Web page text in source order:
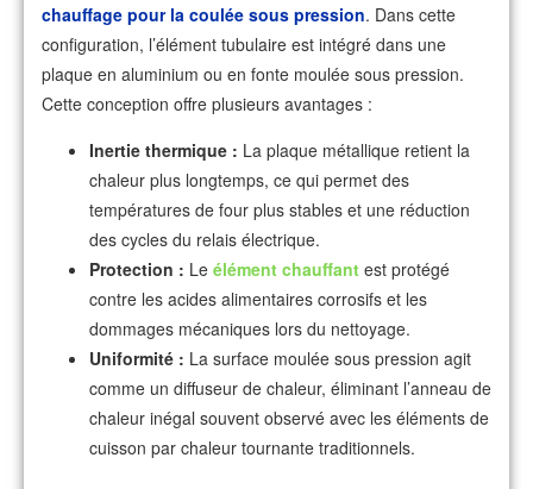
chauffage pour la coulée sous pression. Dans cette
configuration, l’élément tubulaire est intégré dans une
plaque en aluminium ou en fonte moulée sous pression.
Cette conception offre plusieurs avantages :
Inertie thermique : La plaque métallique retient la
chaleur plus longtemps, ce qui permet des
températures de four plus stables et une réduction
des cycles du relais électrique.
Protection : Le élément chauffant est protégé
contre les acides alimentaires corrosifs et les
dommages mécaniques lors du nettoyage.
Uniformité : La surface moulée sous pression agit
comme un diffuseur de chaleur, éliminant l’anneau de
chaleur inégal souvent observé avec les éléments de
cuisson par chaleur tournante traditionnels.